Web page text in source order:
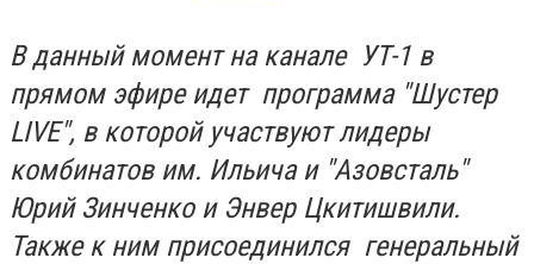
В данный момент на канале УТ-1 в
прямом эфире идет программа "Шустер
LIVE", в которой участвуют лидеры
комбинатов им. Ильича и "Азовсталь"
Юрий Зинченко и Энвер Цкитишвили.
Также к ним присоединился генеральный